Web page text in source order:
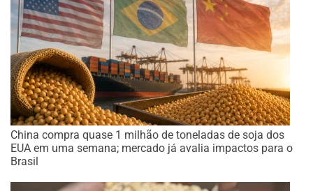
China compra quase 1 milhão de toneladas de soja dos
EUA em uma semana; mercado já avalia impactos para o
Brasil